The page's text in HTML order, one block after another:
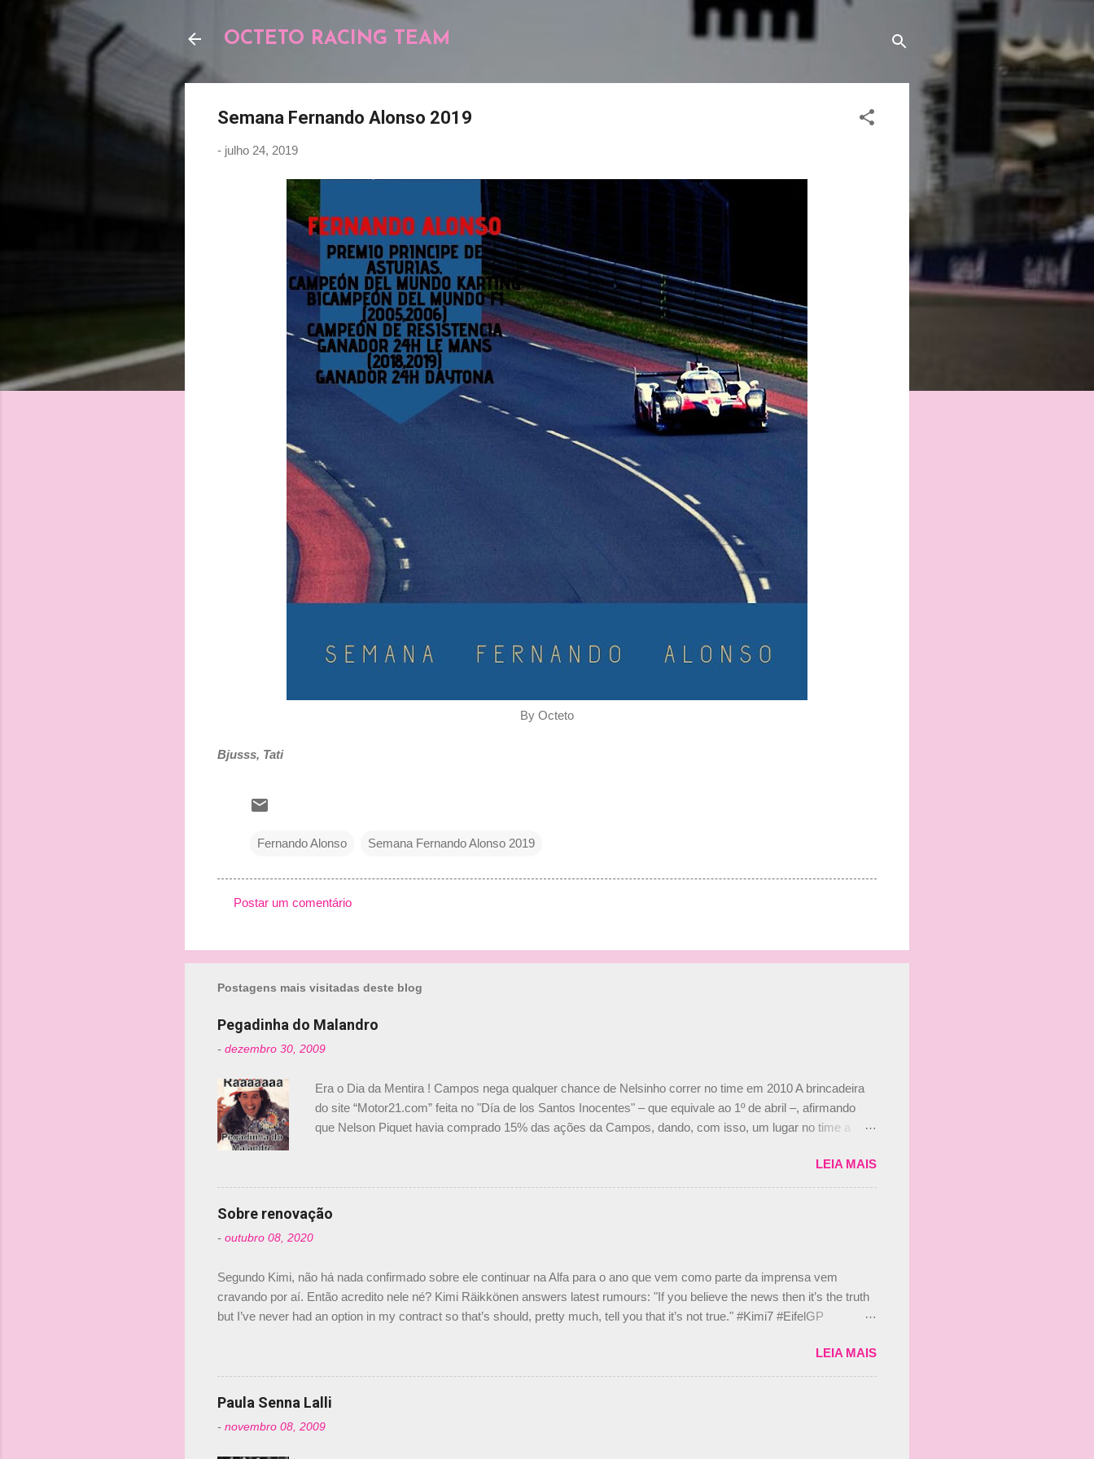
OCTETO RACING TEAM
Semana Fernando Alonso 2019
- julho 24, 2019
By Octeto
Bjusss, Tati
Fernando Alonso Semana Fernando Alonso 2019
m
e
t
á
r
i
o
s
Postar um comentário
Postagens mais visitadas deste blog
Pegadinha do Malandro
- dezembro 30, 2009
Era o Dia da Mentira ! Campos nega qualquer chance de Nelsinho correr no time em 2010 A brincadeira
do site “Motor21.com” feita no "Día de los Santos Inocentes" – que equivale ao 1º de abril –, afirmando
que Nelson Piquet havia comprado 15% das ações da Campos, dando, com isso, um lugar no time a
dirigente foi taxativo ao declarar que o brasileiro não será o companheiro de Bruno Senna em 2010. "Na
verdade, nós recebemos uma oferta de Piquet", admitiu Audetto. “Mas depois de ter assinado com Bruno
Senna, não podemos ter dois brasileiros”, explicou, dizendo ainda que não tem nada contra o filho do
LEIA MAIS
Sobre renovação
- outubro 08, 2020
Segundo Kimi, não há nada confirmado sobre ele continuar na Alfa para o ano que vem como parte da imprensa vem
cravando por aí. Então acredito nele né? Kimi Räikkönen answers latest rumours: "If you believe the news then it’s the truth
but I’ve never had an option in my contract so that’s should, pretty much, tell you that it’s not true." #Kimi7 #EifelGP
falando sobre o fato do Iceman estar há tantos anos na F1. What is it like to have Kimi as a team mate? 🙌 Over to you,
@RGrosjean ! #EifelGP 🇩🇪 #F1 pic.twitter.com/GSAu1LWnwW — Formula 1 (@F1) October 8, 2020 Beijinhos, Ludy
LEIA MAIS
Paula Senna Lalli
- novembro 08, 2009